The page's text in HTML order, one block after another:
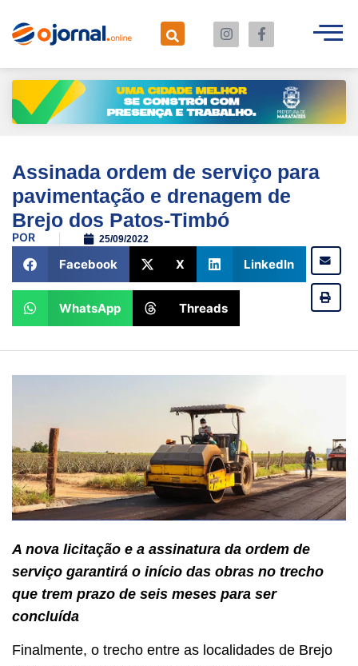
Assinada ordem de serviço para
pavimentação e drenagem de
Brejo dos Patos-Timbó
POR 25/09/2022
Facebook X LinkedIn
WhatsApp Threads
A nova licitação e a assinatura da ordem de
serviço garantirá o início das obras no trecho
que trem prazo de seis meses para ser
concluída
Finalmente, o trecho entre as localidades de Brejo